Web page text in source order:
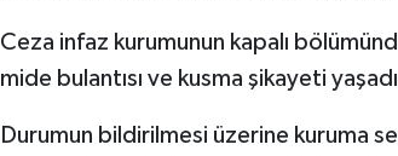
Ceza infaz kurumunun kapalı
mide bulantısı ve kusma şikayeti
Durumun bildirilmesi üzerine kuruma